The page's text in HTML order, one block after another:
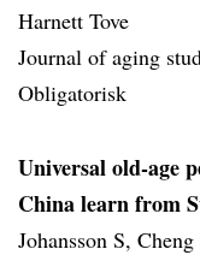
Harnett Tove
Journal of aging
Obligatorisk
Universal old-age
China learn from
Johansson S, Cheng